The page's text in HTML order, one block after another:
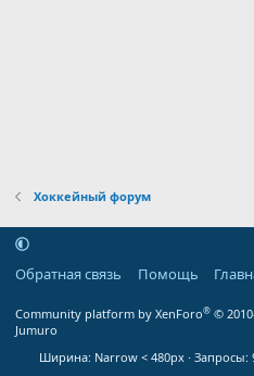
Хоккейный форум
Обратная связь Помощь
Community platform by XenForo® ©
Jumuro
Ширина
Запросы